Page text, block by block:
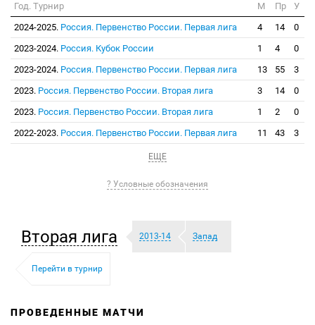
Год. Турнир М Пр
У
2024-2025. Россия. Первенство России. Первая лига 4 14
0
2023-2024. Россия. Кубок России 1 4
0
2023-2024. Россия. Первенство России. Первая лига 13 55
3
2023. Россия. Первенство России. Вторая лига 3 14
0
2023. Россия. Первенство России. Вторая лига 1 2
0
2022-2023. Россия. Первенство России. Первая лига 11 43 3
ЕЩЕ
? Условные обозначения
Вторая лига 2013-14 Запад
Перейти в турнир
ПРОВЕДЕННЫЕ МАТЧИ